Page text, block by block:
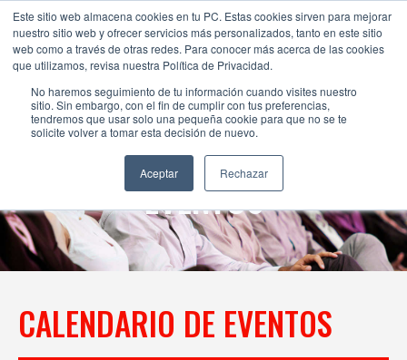
Este sitio web almacena cookies en tu PC. Estas cookies sirven para mejorar
nuestro sitio web y ofrecer servicios más personalizados, tanto en este sitio
web como a través de otras redes. Para conocer más acerca de las cookies
que utilizamos, revisa nuestra Política de Privacidad.
No haremos seguimiento de tu información cuando visites nuestro
sitio. Sin embargo, con el fin de cumplir con tus preferencias,
tendremos que usar solo una pequeña cookie para que no se te
solicite volver a tomar esta decisión de nuevo.
Aceptar Rechazar
Eventos
EVENTOS
CALENDARIO DE EVENTOS